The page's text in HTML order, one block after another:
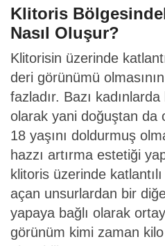
Klitoris
Nasıl Oluşur?
Klitorisin üzerinde
deri görünümü
fazladır. Bazı
olarak yani doğuştan da
18 yaşını doldurmuş
hazzı artırma estetiği
klitoris üzerinde
açan unsurlardan bir
yapaya bağlı olarak
görünüm kimi zaman